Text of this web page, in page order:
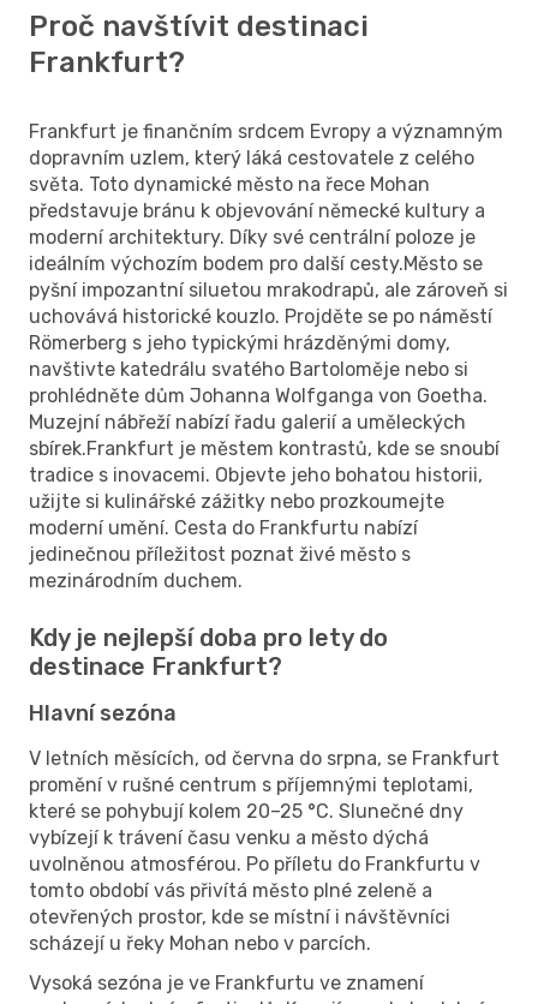
Proč navštívit destinaci
Frankfurt?
Frankfurt je finančním srdcem Evropy a významným
dopravním uzlem, který láká cestovatele z celého
světa. Toto dynamické město na řece Mohan
představuje bránu k objevování německé kultury a
moderní architektury. Díky své centrální poloze je
ideálním výchozím bodem pro další cesty.Město se
pyšní impozantní siluetou mrakodrapů, ale zároveň si
uchovává historické kouzlo. Projděte se po náměstí
Römerberg s jeho typickými hrázděnými domy,
navštivte katedrálu svatého Bartoloměje nebo si
prohlédněte dům Johanna Wolfganga von Goetha.
Muzejní nábřeží nabízí řadu galerií a uměleckých
sbírek.Frankfurt je městem kontrastů, kde se snoubí
tradice s inovacemi. Objevte jeho bohatou historii,
užijte si kulinářské zážitky nebo prozkoumejte
moderní umění. Cesta do Frankfurtu nabízí
jedinečnou příležitost poznat živé město s
mezinárodním duchem.
Kdy je nejlepší doba pro lety do
destinace Frankfurt?
Hlavní sezóna
V letních měsících, od června do srpna, se Frankfurt
promění v rušné centrum s příjemnými teplotami,
které se pohybují kolem 20–25 °C. Slunečné dny
vybízejí k trávení času venku a město dýchá
uvolněnou atmosférou. Po příletu do Frankfurtu v
tomto období vás přivítá město plné zeleně a
otevřených prostor, kde se místní i návštěvníci
scházejí u řeky Mohan nebo v parcích.
Vysoká sezóna je ve Frankfurtu ve znamení